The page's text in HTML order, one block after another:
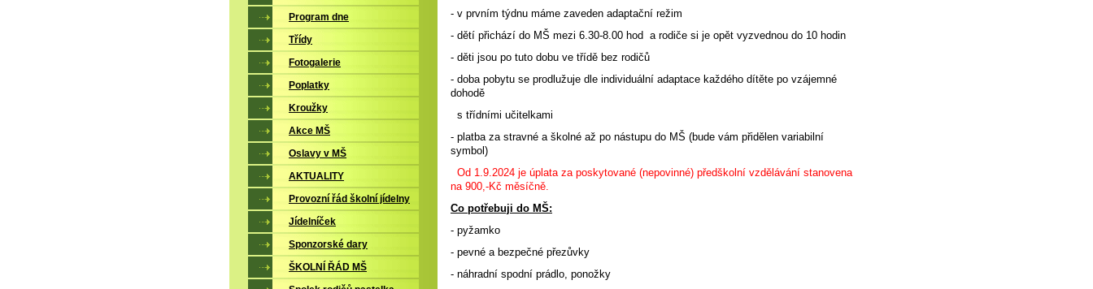
- v prvním týdnu máme zaveden adaptační režim
- dětí přichází do MŠ mezi 6.30-8.00 hod a rodiče si je opět vyzvednou do 10 hodin
- děti jsou po tuto dobu ve třídě bez rodičů
- doba pobytu se prodlužuje dle individuální adaptace každého dítěte po vzájemné
dohodě
s třídními učitelkami
- platba za stravné a školné až po nástupu do MŠ (bude vám přidělen variabilní
symbol)
Od 1.9.2024 je úplata za poskytované (nepovinné) předškolní vzdělávání stanovena
na 900,-Kč měsíčně.
Co potřebuji do MŠ:
- pyžamko
- pevné a bezpečné přezůvky
- náhradní spodní prádlo, ponožky
Program dne
Třídy
Fotogalerie
Poplatky
Kroužky
Akce MŠ
Oslavy v MŠ
AKTUALITY
Provozní řád školní jídelny
Jídelníček
Sponzorské dary
ŠKOLNÍ ŘÁD MŠ